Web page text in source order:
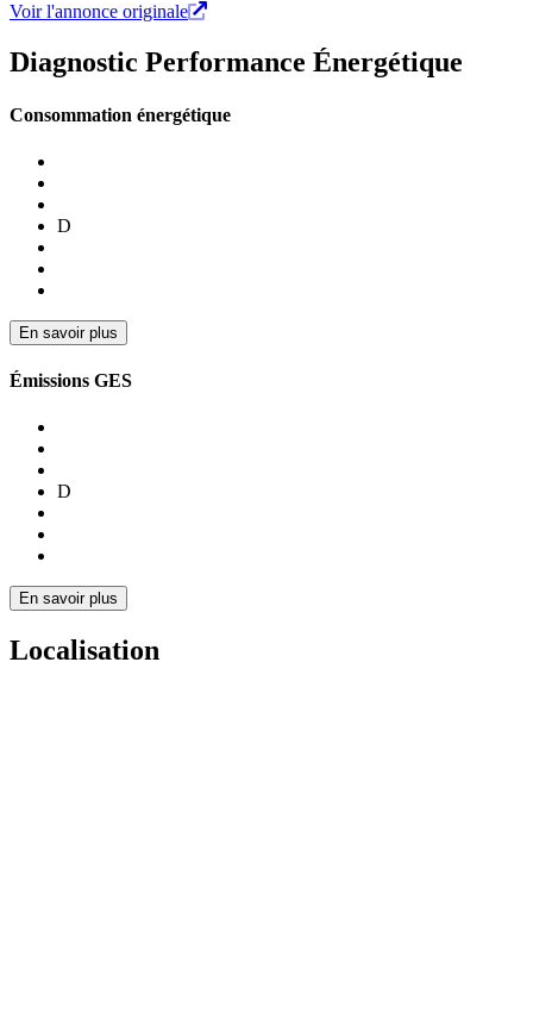
Voir l'annonce originale
Diagnostic Performance Énergétique
Consommation énergétique
D
En savoir plus
Émissions GES
D
En savoir plus
Localisation